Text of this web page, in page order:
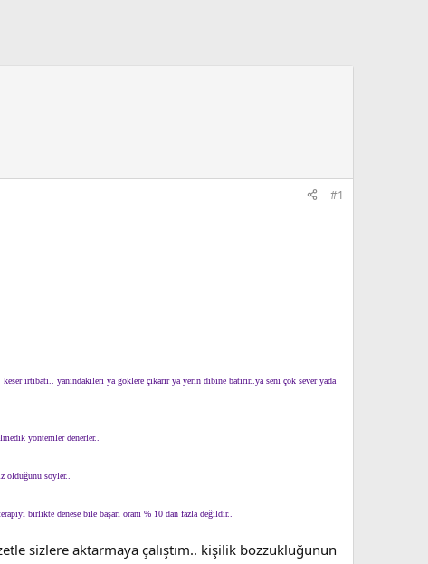
#1
irtibatı.. yanındakileri ya göklere çıkarır ya yerin dibine batırır..ya seni çok sever yada
yöntemler denerler..
olduğunu söyler..
birlikte denese bile başarı oranı % 10 dan fazla değildir..
sizlere aktarmaya çalıştım.. kişilik bozzukluğunun